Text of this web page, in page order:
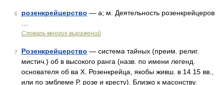
6 розенкрейцерство — а; м. Деятельность розенкрейцеров
Словарь многих выражений
7 Розенкрейцерство — система тайных (преим. религ.
мистич.) об в высокого ранга (назв. по имени легенд.
основателя об ва Х. Розенкрейца, якобы живш. в 14 15 вв.,
или по эмблеме Р. розе и кресту). Близко к масонству.